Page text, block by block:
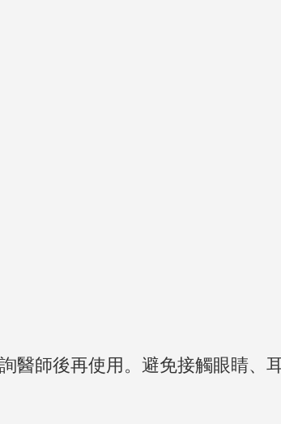
師後再使用。避免接觸眼睛、